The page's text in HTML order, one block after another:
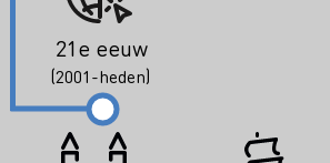
21e eeuw
(2001-heden)